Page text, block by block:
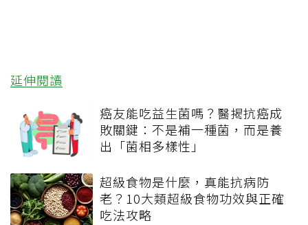
延伸閱讀
癌友能吃益生菌嗎？醫揭抗癌成
敗關鍵：不是補一種菌，而是養
出「菌相多樣性」
超級食物是什麼，真能抗病防
老？10大類超級食物功效與正確
吃法攻略